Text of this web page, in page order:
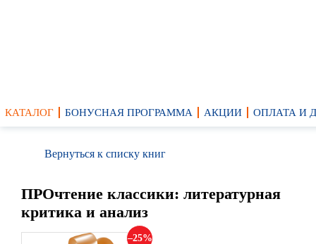
КАТАЛОГ БОНУСНАЯ ПРОГРАММА АКЦИИ ОПЛАТА И
Вернуться к списку книг
ПРОчтение классики: литературная
критика и анализ
25